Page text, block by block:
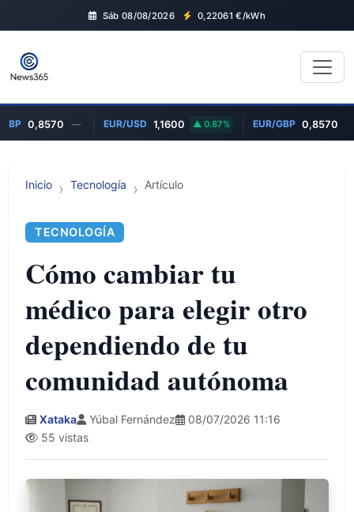
Sáb 08/08/2026 0,22061 €/kWh
0,8570 — EUR/USD 1,1600 0.87% EUR/GBP 0,8570
Inicio Tecnología Artículo
TECNOLOGÍA
Cómo cambiar tu
médico para elegir otro
dependiendo de tu
comunidad autónoma
Xataka Yúbal Fernández
08/07/2026 11:16
55 vistas